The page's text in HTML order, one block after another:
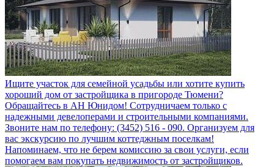
Ищите участок для семейной усадьбы или хотите купить
хороший дом от застройщика в пригороде Тюмени?
Обращайтесь в АН Юнидом! Сотрудничаем только с
надежными девелоперами и строительными компаниями.
Звоните нам по телефону: (3452) 516 - 090. Организуем для
вас экскурсию по лучшим коттеджным поселкам!
Напоминаем, что не берем комиссию за свои услуги, если
помогаем вам покупать недвижимость от застройщиков.